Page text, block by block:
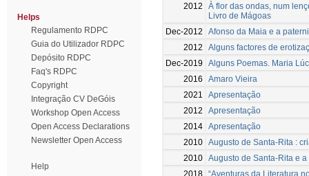
Helps
Regulamento RDPC
Guia do Utilizador RDPC
Depósito RDPC
Faq's RDPC
Copyright
Integração CV DeGóis
Workshop Open Access
Open Access Declarations
Newsletter Open Access
Help
2012
À flor das ondas, num
Livro de Mágoas
Dec-2012
Afonso da Maia e a
2012
Alguns factores de
Dec-2019
Alguns Poemas. Maria
2016
Amaro Vieira
2021
Apresentação
2012
Apresentação
2014 Apresentação
2010 Augusto de Santa-Rita :
2010 Augusto de Santa-Rita e
2018 “Aventuras da Literatura